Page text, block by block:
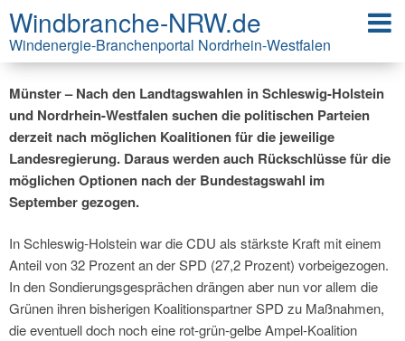
Windbranche-NRW.de
Windenergie-Branchenportal Nordrhein-Westfalen
Koalitionssuche nach den Wahlen in
Schleswig-Holstein und NRW
Münster – Nach den Landtagswahlen in Schleswig-Holstein
und Nordrhein-Westfalen suchen die politischen Parteien
derzeit nach möglichen Koalitionen für die jeweilige
Landesregierung. Daraus werden auch Rückschlüsse für die
möglichen Optionen nach der Bundestagswahl im
September gezogen.
In Schleswig-Holstein war die CDU als stärkste Kraft mit einem
Anteil von 32 Prozent an der SPD (27,2 Prozent) vorbeigezogen.
In den Sondierungsgesprächen drängen aber nun vor allem die
Grünen ihren bisherigen Koalitionspartner SPD zu Maßnahmen,
die eventuell doch noch eine rot-grün-gelbe Ampel-Koalition